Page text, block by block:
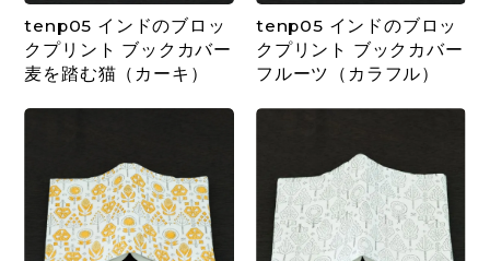
tenp05 インドのブロッ
クプリント ブックカバー
麦を踏む猫（カーキ）
tenp05 インドのブロッ
クプリント ブックカバー
フルーツ（カラフル）